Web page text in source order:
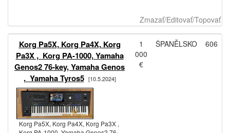
Zmazať/Editovať/Topovať
Korg Pa5X, Korg Pa4X, Korg
Pa3X , Korg PA-1000, Yamaha
Genos2 76-key, Yamaha Genos
, Yamaha Tyros5 [10.5.2024]
Korg Pa5X, Korg Pa4X, Korg Pa3X ,
1
000
€
ŠPANĚLSKO 606